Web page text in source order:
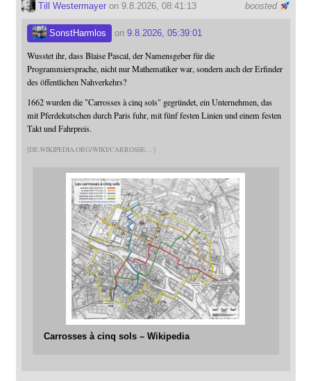
boosted
Till Westermayeron 9.8.2026, 08:41:13
SonstHarmlos on 9.8.2026, 05:39:01
Wusstet ihr, dass Blaise Pascal, der Namensgeber für die
Programmiersprache, nicht nur Mathematiker war, sondern auch der Erfinder
des öffentlichen Nahverkehrs?
1662 wurden die "Carrosses à cinq sols" gegründet, ein Unternehmen, das
mit Pferdekutschen durch Paris fuhr, mit fünf festen Linien und einem festen
Takt und Fahrpreis.
DE.WIKIPEDIA.ORG/WIKI/CARROSSE
Carrosses à cinq sols – Wikipedia